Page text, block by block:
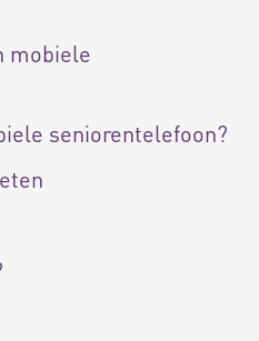
mobiele
seniorentelefoon?